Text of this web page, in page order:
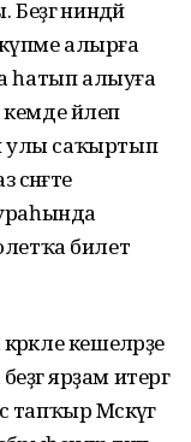
ниндәй
алырға
һатып алыуға
кемде йәлеп
улы саҡыртып
билет
кешеләрҙе
ярҙам итергә
тапҡыр Мәскәүгә